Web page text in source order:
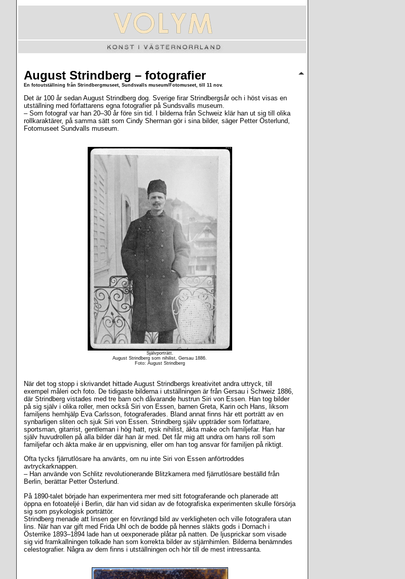
August Strindberg – fotografier
En fotoutställning från Strindbergmuseet, Sundsvalls museum/Fotomuseet, till 11 nov.
Det är 100 år sedan August Strindberg dog. Sverige firar Strindbergsår och i höst visas en
utställning med författarens egna fotografier på Sundsvalls museum.
– Som fotograf var han 20–30 år före sin tid. I bilderna från Schweiz klär han ut sig till olika
rollkaraktärer, på samma sätt som Cindy Sherman gör i sina bilder, säger Petter Österlund,
Fotomuseet Sundvalls museum.
Självporträtt.
August Strindberg som nihilist, Gersau 1886.
Foto: August Strindberg
När det tog stopp i skrivandet hittade August Strindbergs kreativitet andra uttryck, till
exempel måleri och foto. De tidigaste bilderna i utställningen är från Gersau i Schweiz 1886,
där Strindberg vistades med tre barn och dåvarande hustrun Siri von Essen. Han tog bilder
på sig själv i olika roller, men också Siri von Essen, barnen Greta, Karin och Hans, liksom
familjens hemhjälp Eva Carlsson, fotograferades. Bland annat finns här ett porträtt av en
synbarligen sliten och sjuk Siri von Essen. Strindberg själv uppträder som författare,
sportsman, gitarrist, gentleman i hög hatt, rysk nihilist, äkta make och familjefar. Han har
själv huvudrollen på alla bilder där han är med. Det får mig att undra om hans roll som
familjefar och äkta make är en uppvisning, eller om han tog ansvar för familjen på riktigt.
Ofta tycks fjärrutlösare ha använts, om nu inte Siri von Essen anförtroddes
avtryckarknappen.
– Han använde von Schlitz revolutionerande Blitzkamera med fjärrutlösare beställd från
Berlin, berättar Petter Österlund.
På 1890-talet började han experimentera mer med sitt fotograferande och planerade att
öppna en fotoateljé i Berlin, där han vid sidan av de fotografiska experimenten skulle försörja
sig som psykologisk porträttör.
Strindberg menade att linsen ger en förvrängd bild av verkligheten och ville fotografera utan
lins. När han var gift med Frida Uhl och de bodde på hennes släkts gods i Dornach i
Österrike 1893–1894 lade han ut oexponerade plåtar på natten. De ljusprickar som visade
sig vid framkallningen tolkade han som korrekta bilder av stjärnhimlen. Bilderna benämndes
celestografier. Några av dem finns i utställningen och hör till de mest intressanta.